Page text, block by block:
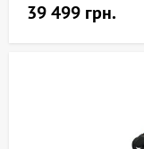
39 499 грн.